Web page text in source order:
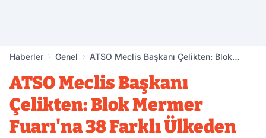
Haberler Genel
ATSO Meclis Başkanı Çelikten: Blok
Ziyaretçi Geldi
ATSO Meclis Başkanı
Çelikten: Blok Mermer
Fuarı'na 38 Farklı Ülkeden